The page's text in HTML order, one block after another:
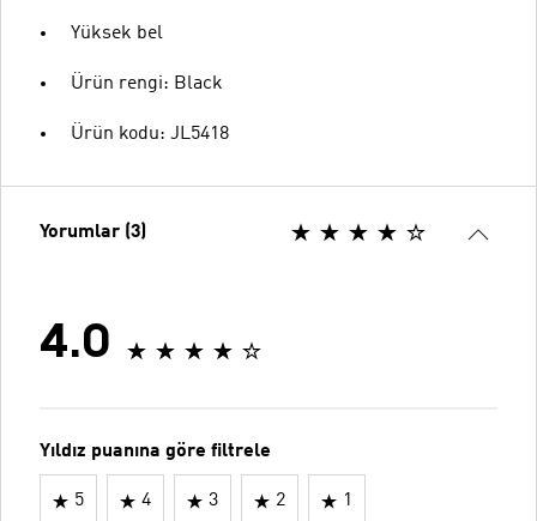
Yüksek bel
Ürün rengi: Black
Ürün kodu: JL5418
Yorumlar (3)
4.0
Yıldız puanına göre filtrele
5 4 3 2 1